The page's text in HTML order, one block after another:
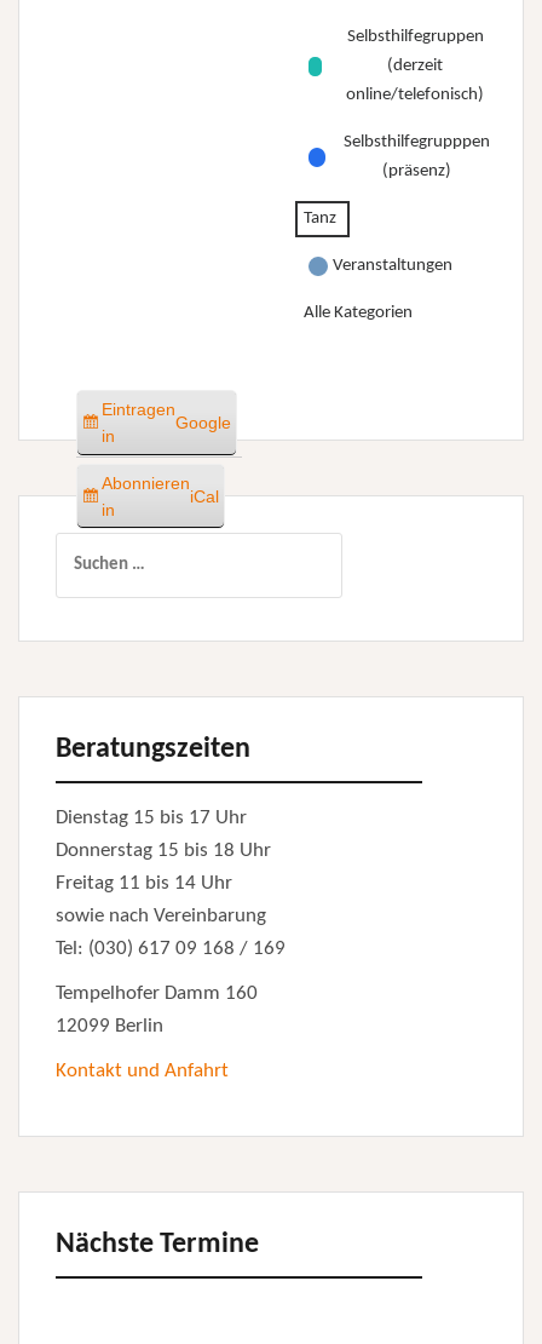
Selbsthilfegruppen
(derzeit
online/telefonisch)
Selbsthilfegrupppen
(präsenz)
Tanz
Veranstaltungen
Alle Kategorien
Eintragen
in
Google
Abonnieren
in
iCal
Beratungszeiten
Dienstag 15 bis 17 Uhr
Donnerstag 15 bis 18 Uhr
Freitag 11 bis 14 Uhr
sowie nach Vereinbarung
Tel: (030) 617 09 168 / 169
Tempelhofer Damm 160
12099 Berlin
Kontakt und Anfahrt
Nächste Termine